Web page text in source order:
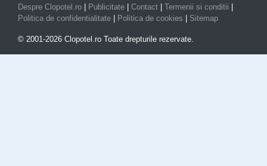
Despre Clopotel.ro Publicitate Contact Termenii si conditii
Politica de confidentialitate
Politica de cookies Sitemap
© 2001-2026 Clopotel.ro Toate drepturile rezervate.